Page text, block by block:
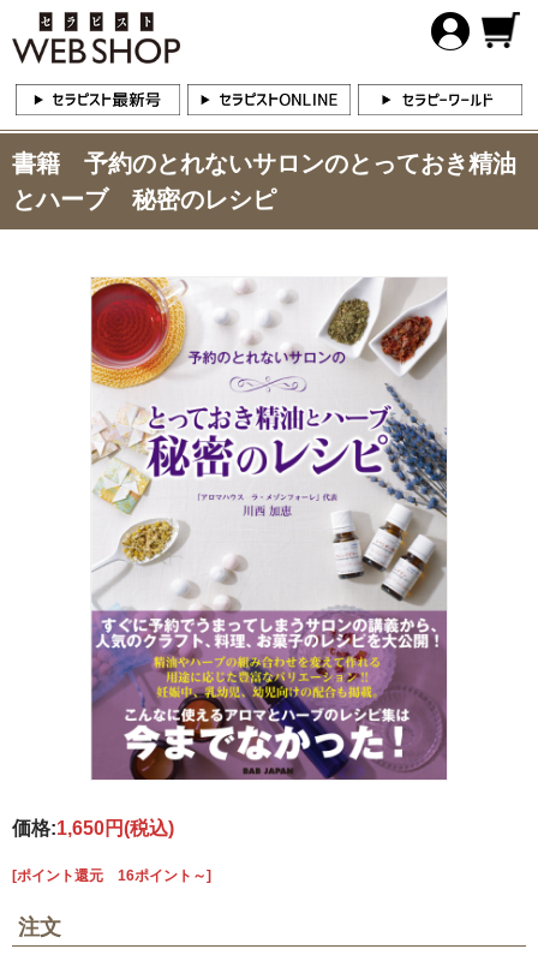
書籍 予約のとれないサロンのとっておき精油
とハーブ 秘密のレシピ
価格:1,650円(税込)
[ポイント還元 16ポイント～]
注文